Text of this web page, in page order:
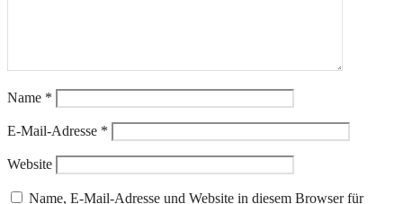
Name *
E-Mail-Adresse *
Website
Name, E-Mail-Adresse und Website in diesem Browser für